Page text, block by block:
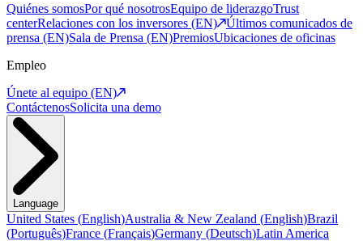
Quiénes somosPor qué nosotrosEquipo de liderazgoTrust
centerRelaciones con los inversores (EN)
Últimos comunicados de
prensa (EN)Sala de Prensa (EN)PremiosUbicaciones de oficinas
Empleo
Únete al equipo (EN)
ContáctenosSolicita una demo
Language
United States (English)Australia & New Zealand (English)Brazil
(Português)France (Français)Germany (Deutsch)Latin America